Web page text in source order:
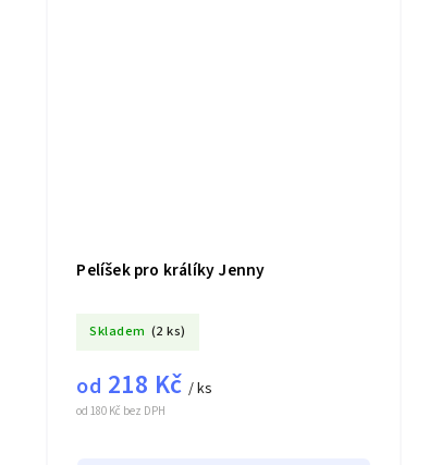
Pelíšek pro králíky Jenny
Skladem (2 ks)
od 180 Kč bez DPH
od 218 Kč/ ks